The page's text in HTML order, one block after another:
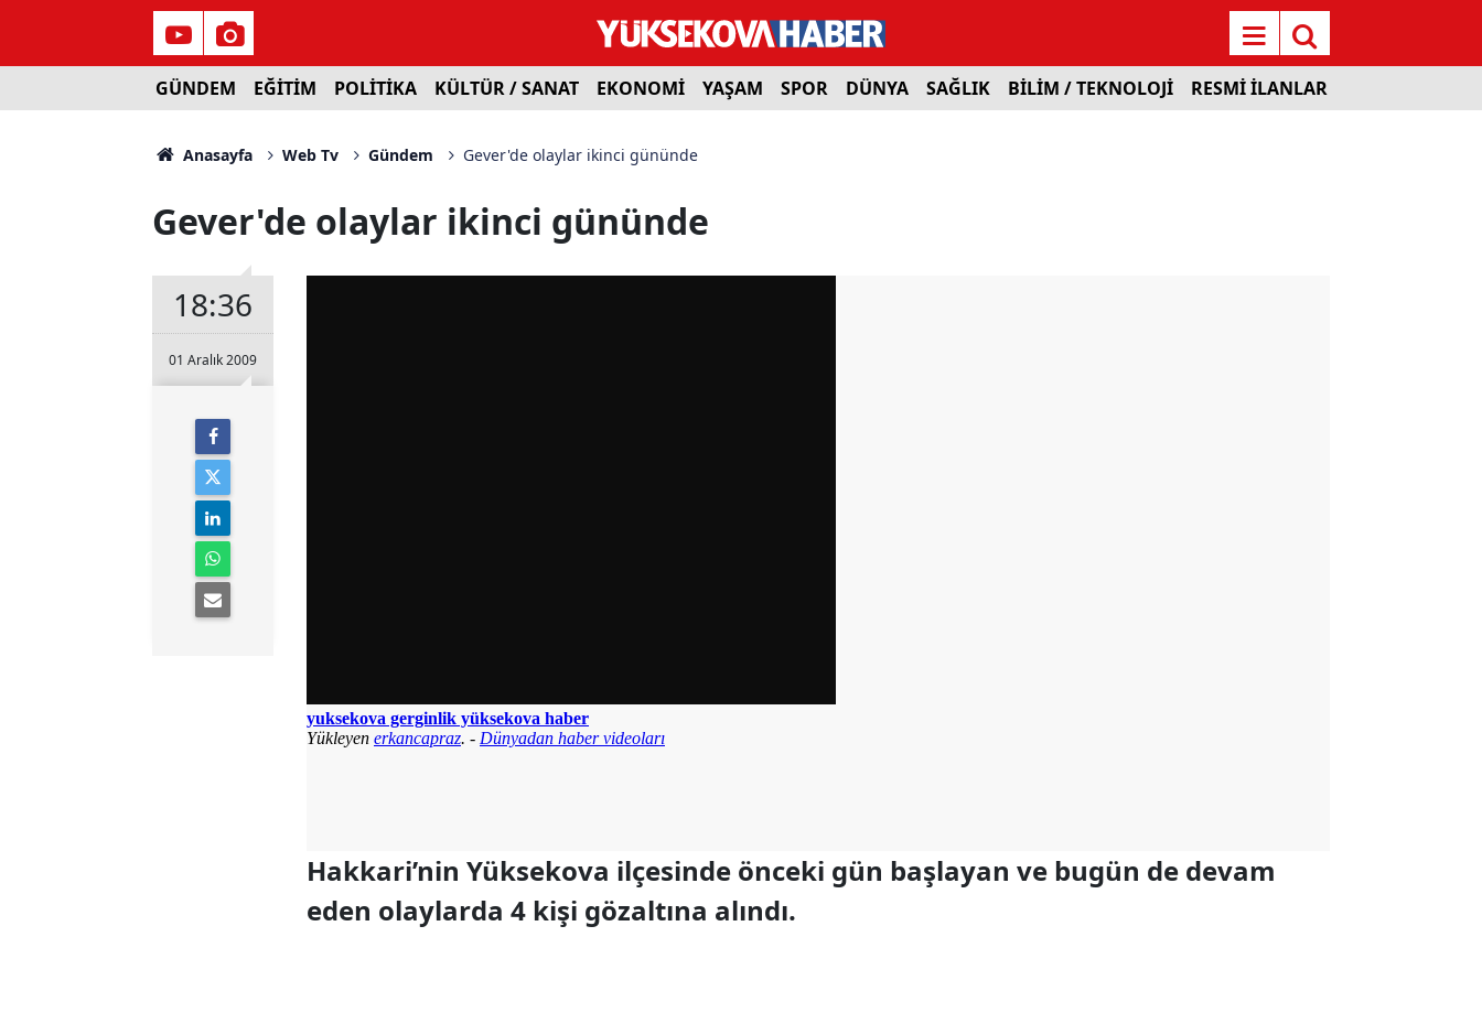
GÜNDEM EĞİTİM POLİTİKA KÜLTÜR / SANAT EKONOMİ YAŞAM SPOR DÜNYA SAĞLIK BİLİM / TEKNOLOJİ RESMİ İLANLAR
Anasayfa Web Tv Gündem Gever'de olaylar ikinci gününde
Gever'de olaylar ikinci gününde
18:36
01 Aralık 2009
Hakkari’nin Yüksekova ilçesinde önceki gün başlayan ve bugün de devam
eden olaylarda 4 kişi gözaltına alındı.